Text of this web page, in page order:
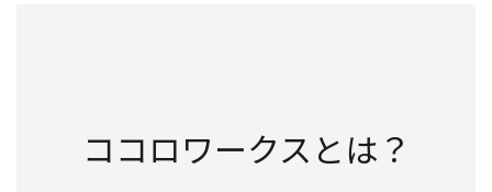
ココロワークスとは？